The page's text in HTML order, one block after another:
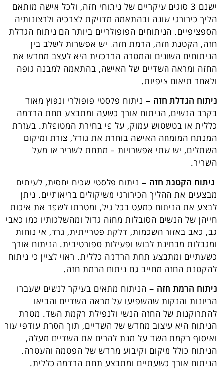
ישנם 3 סוגים עיקריים של ניתוחי חזה, ולכל אישה מותאם
הליך כירורגי שונה ובהתאמה מדויקת לצרכיה ולרצונותיה
הספציפיים. הניתוחים הפופולריים ביותר הם ניתוח הגדלת
חזה, הקטנת חזה, הרמת חזה. יש אפשרות לשלב בין
הניתוחים השונים והמטרה המרכזית היא לעצב מחדש את
החזה ומראה השדיים של האישה, בהתאמה למבנה גופה
ולאחר תיאום ציפיות.
ניתוח הגדלת חזה – ניתוח פלסטי פופולרי ונפוץ מאוד
בקרב הנשים, הניתוח אורך כשעה ומתבצע תחת הרדמה
כללית או בטשטוש עמוק, על פי בחירת המטופלת. בעזרת
המנתח המומחה האישה בוחרת את גודל, צורת ומיקום
השתלים, יש שתי אפשרויות – מתחת לשריר או מעל
השריר.
ניתוח הקטנת חזה – ניתוח פלסטי שכיח יחסית, לעיתים
מבצעים את ההליך הכירורגי משיקולים בריאותיים. ניתן
לבצע את הניתוח כמעט בכל גיל, ומטרתו לשפר את איכות
חייהן של הנשים הסובלות מחזה גדול ומהשלכותיו כמו כאבי
גב, כאב באזור השכמות, דלקת פטרייתית, גרד, אי נוחות
ומגבלות מבחינת לבוש ופעילות ספורטיבית. הניתוח אורך
כשעתיים ומתבצע תחת הרדמה כללית. ראוי לציין כי ניתוח
להקטנת החזה מחייב גם ניתוח הרמת חזה.
ניתוח הרמת חזה – הניתוח מתאים בעיקר לנשים שעברו
הריונות והנקות שהשפיעו על מראה השדיים והביאו
להתרוקנות של החזה הנשי ולנפילת רקמת השד. מטרת
הניתוח היא עיצוב מחדש של השדיים, תוך הסרת עודפי עור
ואיסוף רקמת השד על מנת להרים את השדיים מעלה,
הניתוח כולל מיקום וקיבוע מחדש של הפטמה והעטרה.
הניתוח אורך כשעתיים ומתבצע תחת הרדמה כללית.